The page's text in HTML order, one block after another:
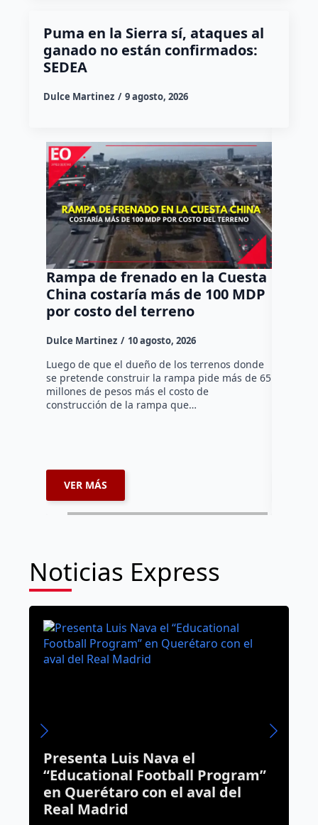
Puma en la Sierra sí, ataques al
ganado no están confirmados:
SEDEA
Dulce Martinez 9 agosto, 2026
Rampa de frenado en la Cuesta
China costaría más de 100 MDP
por costo del terreno
Dulce Martinez 10 agosto, 2026
Luego de que el dueño de los terrenos donde
se pretende construir la rampa pide más de 65
millones de pesos más el costo de
construcción de la rampa que…
VER MÁS
Noticias Express
Presenta Luis Nava el
“Educational Football Program”
en Querétaro con el aval del
Real Madrid